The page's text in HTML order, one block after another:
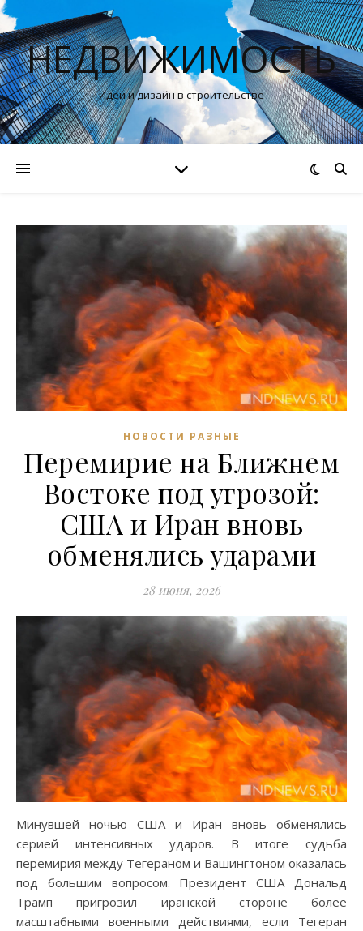
НЕДВИЖИМОСТЬ
Идеи и дизайн в строительстве
НОВОСТИ РАЗНЫЕ
Перемирие на Ближнем
Востоке под угрозой:
США и Иран вновь
обменялись ударами
28 июня, 2026
Минувшей ночью США и Иран вновь обменялись
серией интенсивных ударов. В итоге судьба
перемирия между Тегераном и Вашингтоном оказалась
под большим вопросом. Президент США Дональд
Трамп пригрозил иранской стороне более
масштабными военными действиями, если Тегеран